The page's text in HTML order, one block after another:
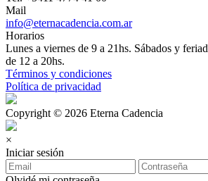
Mail
info@eternacadencia.com.ar
Horarios
Lunes a viernes de 9 a 21hs. Sábados y
de 12 a 20hs.
Términos y condiciones
Política de privacidad
Copyright © 2026 Eterna Cadencia
×
Iniciar sesión